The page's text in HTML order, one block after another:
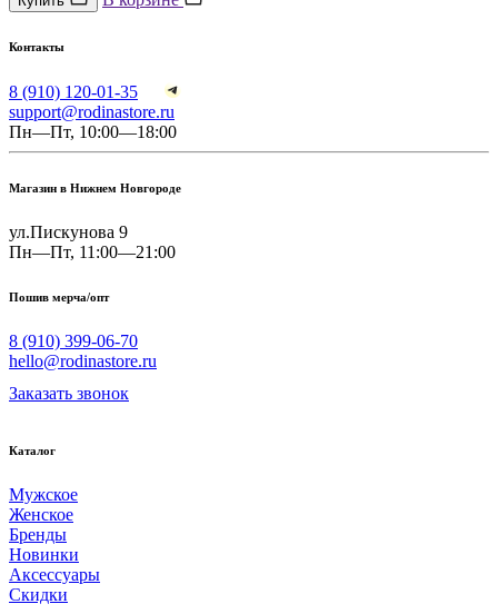
Контакты
8 (910) 120-01-35
support@rodinastore.ru
Пн—Пт, 10:00—18:00
Магазин в Нижнем Новгороде
ул.Пискунова 9
Пн—Пт, 11:00—21:00
Пошив мерча/опт
8 (910) 399-06-70
hello@rodinastore.ru
Заказать звонок
Каталог
Мужское
Женское
Бренды
Новинки
Аксессуары
Скидки